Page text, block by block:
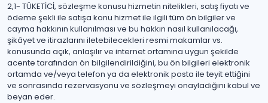
2,1- TÜKETİCİ, sözleşme konusu hizmetin nitelikleri, satış fiyatı ve
ödeme şekli ile satışa konu hizmet ile ilgili tüm ön bilgiler ve
cayma hakkının kullanılması ve bu hakkın nasıl kullanılacağı,
şikâyet ve itirazlarını iletebilecekleri resmi makamlar vs.
konusunda açık, anlaşılır ve internet ortamına uygun şekilde
acente tarafından ön bilgilendirildiğini, bu ön bilgileri elektronik
ortamda ve/veya telefon ya da elektronik posta ile teyit ettiğini
ve sonrasında rezervasyonu ve sözleşmeyi onayladığını kabul ve
beyan eder.